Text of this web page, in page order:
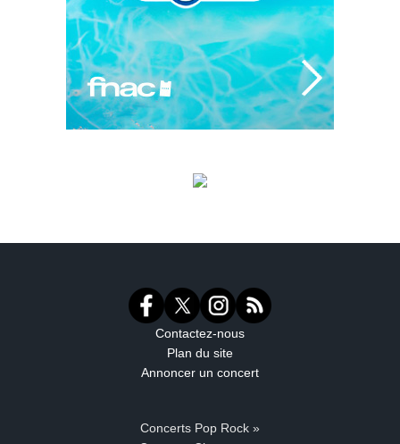
Contactez-nous
Plan du site
Annoncer un concert
Concerts Pop Rock »